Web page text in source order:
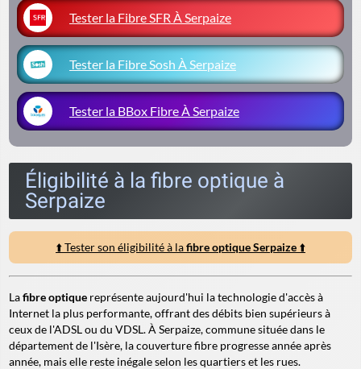
Tester la Fibre SFR À Serpaize
Tester la Fibre Sosh À Serpaize
Tester la BBox Fibre À Serpaize
Éligibilité à la fibre optique à
Serpaize
⬆️ Tester son éligibilité à lafibre optique Serpaize ⬆️
Lafibre optique représente aujourd'hui la technologie d'accès à
Internet la plus performante, offrant des débits bien supérieurs à
ceux de l'ADSL ou du VDSL. À Serpaize, commune située dans le
département de l'Isère, la couverture fibre progresse année après
année, mais elle reste inégale selon les quartiers et les rues.